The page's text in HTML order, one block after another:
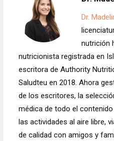
Dr.
nutrición
nutricionista registrada en
escritora de Authority
Saludteu en 2018. Ahora
de los escritores, la
médica de todo el
las actividades al aire libre,
de calidad con amigos y